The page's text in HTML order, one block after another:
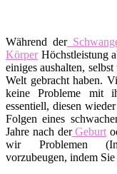
Während der
KörperHöchstleistung
einiges aushalten,
Welt gebracht haben.
keine Probleme mit
essentiell, diesen
Folgen eines
Jahre nach derGeburt
wir Problemen
vorzubeugen, indem